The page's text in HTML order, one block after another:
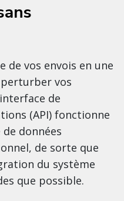
de vos envois en une
vos
de
(API) fonctionne
données
de sorte que
du système
que possible.